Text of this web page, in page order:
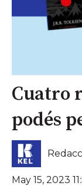
Cuatro
podés
May 15, 2023